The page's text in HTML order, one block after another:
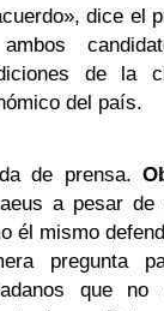
dice el
de la
del país.
de prensa.
a pesar
él mismo
pregunta
que